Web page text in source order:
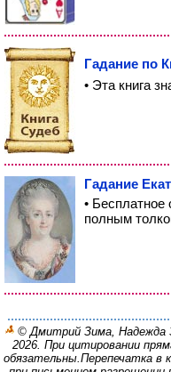
Гадание по
• Эта книга
Гадание
• Бесплатное
полным
© Дмитрий Зима, Надежда
2026. При цитировании
обязательны.Перепечатка в